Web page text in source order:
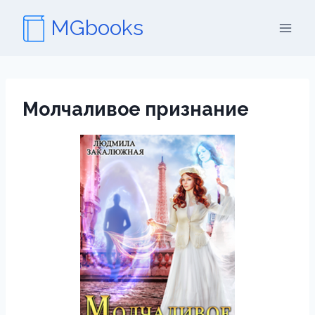
содержимому
MGbooks
Молчаливое признание